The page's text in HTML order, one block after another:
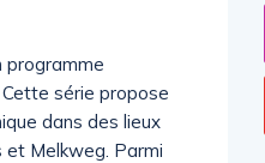
programme
Cette série propose
dans des lieux
et Melkweg. Parmi